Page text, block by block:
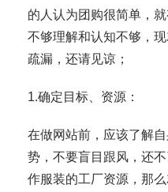
的人认为团购很简单，
不够理解和认知不够，
疏漏，还请见谅；
1.确定目标、资源：
在做网站前，应该了解
势，不要盲目跟风，还
作服装的工厂资源，那